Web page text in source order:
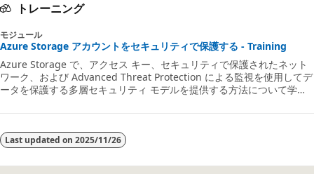
トレーニング
モジュール
Azure Storage アカウントをセキュリティで保護する - Training
Azure Storage で、アクセス キー、セキュリティで保護されたネット
ワーク、および Advanced Threat Protection による監視を使用してデ
ータを保護する多層セキュリティ モデルを提供する方法について学習
Last updated on 2025/11/26